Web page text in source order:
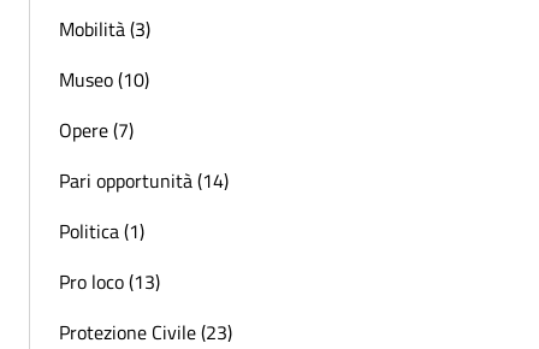
Mobilità (3)
Museo (10)
Opere (7)
Pari opportunità (14)
Politica (1)
Pro loco (13)
Protezione Civile (23)